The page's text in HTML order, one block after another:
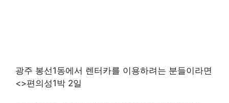
광주 봉선1동에서 렌터카를 이용하려는 분들이라면
<>편의성1박 2일